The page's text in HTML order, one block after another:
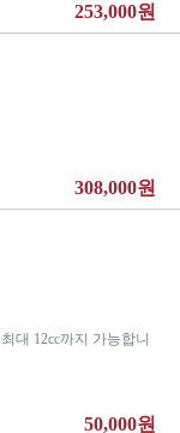
253,000원
308,000원
대 12cc까지 가능합니
50,000원